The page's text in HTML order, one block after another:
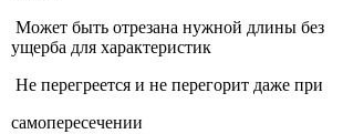
Может быть отрезана нужной длины без
ущерба для характеристик
Не перегреется и не перегорит даже при
самопересечении